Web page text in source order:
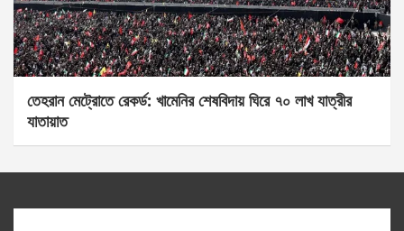
তেহরান মেট্রোতে রেকর্ড: খামেনির শেষবিদায় ঘিরে ৭০ লাখ যাত্রীর
যাতায়াত